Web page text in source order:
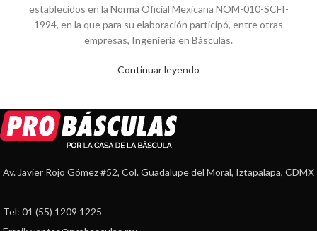
establecidos en la Norma Oficial Mexicana NOM-010-SCFI-
1994, en la que para su elaboración participó, entre otras
empresas, Ingeniería en Básculas.
Continuar leyendo
Av. Javier Rojo Gómez #52, Col. Guadalupe del Moral, Iztapalapa, CDMX
Tel: 01 (55) 1209 1225